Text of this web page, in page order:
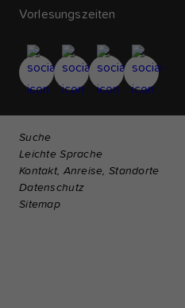
Vorlesungszeiten
Suche
Leichte Sprache
Kontakt, Anreise, Standorte
Datenschutz
Sitemap